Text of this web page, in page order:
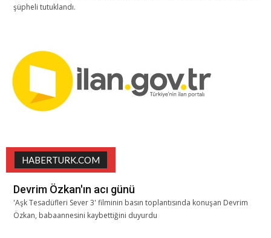
şüpheli tutuklandı.
HABERTURK.COM
Devrim Özkan'ın acı günü
'Aşk Tesadüfleri Sever 3' filminin basın toplantısında konuşan Devrim
Özkan, babaannesini kaybettiğini duyurdu